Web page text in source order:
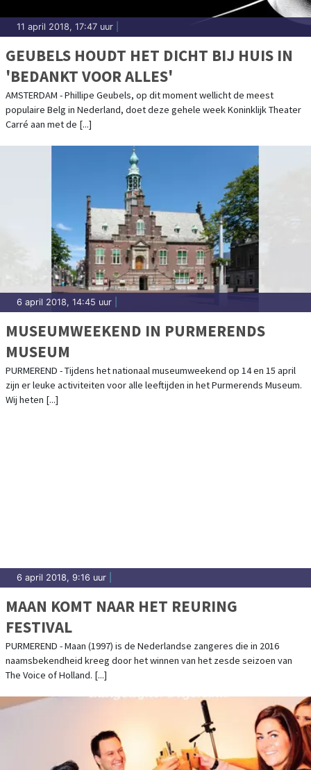
11 april 2018, 17:47 uur
GEUBELS HOUDT HET DICHT BIJ HUIS IN
'BEDANKT VOOR ALLES'
AMSTERDAM - Phillipe Geubels, op dit moment wellicht de meest
populaire Belg in Nederland, doet deze gehele week Koninklijk Theater
Carré aan met de [...]
6 april 2018, 14:45 uur
MUSEUMWEEKEND IN PURMERENDS
MUSEUM
PURMEREND - Tijdens het nationaal museumweekend op 14 en 15 april
zijn er leuke activiteiten voor alle leeftijden in het Purmerends Museum.
Wij heten [...]
6 april 2018, 9:16 uur
MAAN KOMT NAAR HET REURING
FESTIVAL
PURMEREND - Maan (1997) is de Nederlandse zangeres die in 2016
naamsbekendheid kreeg door het winnen van het zesde seizoen van
The Voice of Holland. [...]